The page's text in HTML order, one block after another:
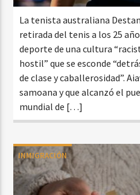
La tenista australiana
retirada del tenis a los 25
deporte de una cultura
hostil” que se esconde
de clase y caballerosidad”.
samoana y que alcanzó el
mundial de […]
INMIGRACIÓN